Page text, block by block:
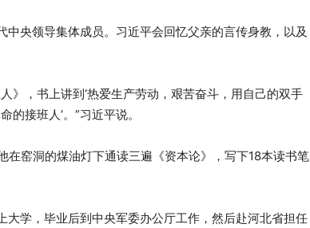
央领导集体成员。习近平会回忆父亲的言传身教，以及
》，书上讲到‘热爱生产劳动，艰苦奋斗，用自己的双手
的接班人’。”习近平说。
在窑洞的煤油灯下通读三遍《资本论》，写下18本读书笔
学，毕业后到中央军委办公厅工作，然后赴河北省担任